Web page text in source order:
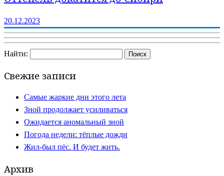
20.12.2023
Найти:
Свежие записи
Самые жаркие дни этого лета
Зной продолжает усиливаться
Ожидается аномальный зной
Погода недели: тёплые дожди
Жил-был пёс. И будет жить.
Архив